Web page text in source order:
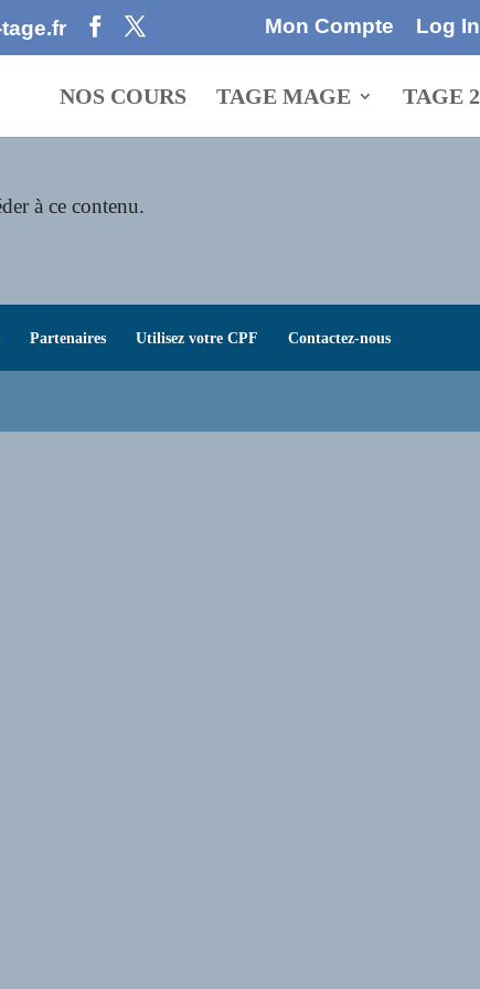
Mon Compte Log In
NOS COURS TAGE MAGE TAGE 2
à ce contenu.
Partenaires Utilisez votre CPF Contactez-nous